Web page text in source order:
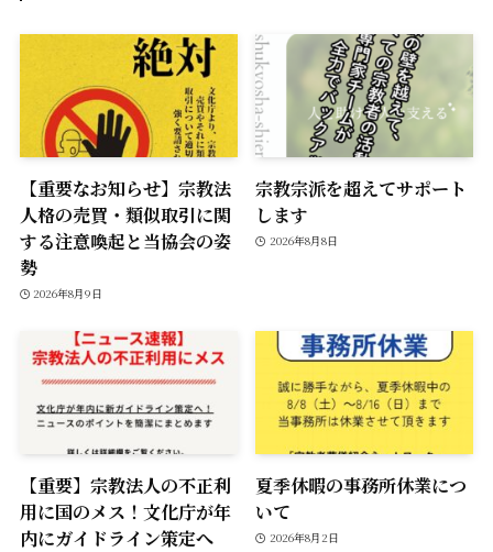
【重要なお知らせ】宗教法
人格の売買・類似取引に関
する注意喚起と当協会の姿
勢
2026年8月9日
宗教宗派を超えてサポート
します
2026年8月8日
【重要】宗教法人の不正利
用に国のメス！文化庁が年
内にガイドライン策定へ
夏季休暇の事務所休業につ
いて
2026年8月2日